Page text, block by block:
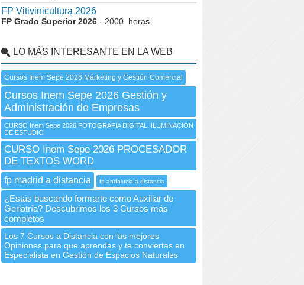
FP Vitivinicultura 2026
FP Grado Superior 2026 - 2000 horas
LO MÁS INTERESANTE EN LA WEB
Cursos Inem Sepe 2026 Márketing y Gestión Comercial
Cursos Inem Sepe 2026 Gestión y
Administración de Empresas
CURSO Inem Sepe 2026 FOTOGRAFIA DIGITAL. ILUMINACION
DE ESTUDIO
CURSO Inem Sepe 2026 PROCESADOR
DE TEXTOS WORD
fp madrid a distancia fp andalucia a distancia
¿Estás buscando formarte como Auxiliar de
Geriatría? Descubrimos los 3 Cursos más
completos
Los 7 Cursos a Distancia con las mejores
Opiniones para que aprendas y te conviertas en
Especialista en Gestión de Espacios Naturales